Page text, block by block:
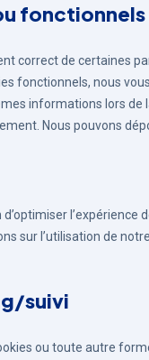
fonctionnels
correct de certaines
fonctionnels, nous
informations lors
Nous pouvons
sur l’utilisation de
suivi
ou toute autre